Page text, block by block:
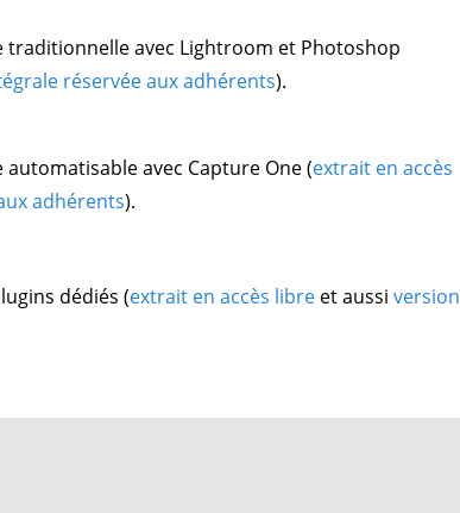
avec Lightroom et Photoshop
réservée aux adhérents).
avec Capture One(extrait en accès
adhérents).
dédiés (extrait en accès libre et aussiversion